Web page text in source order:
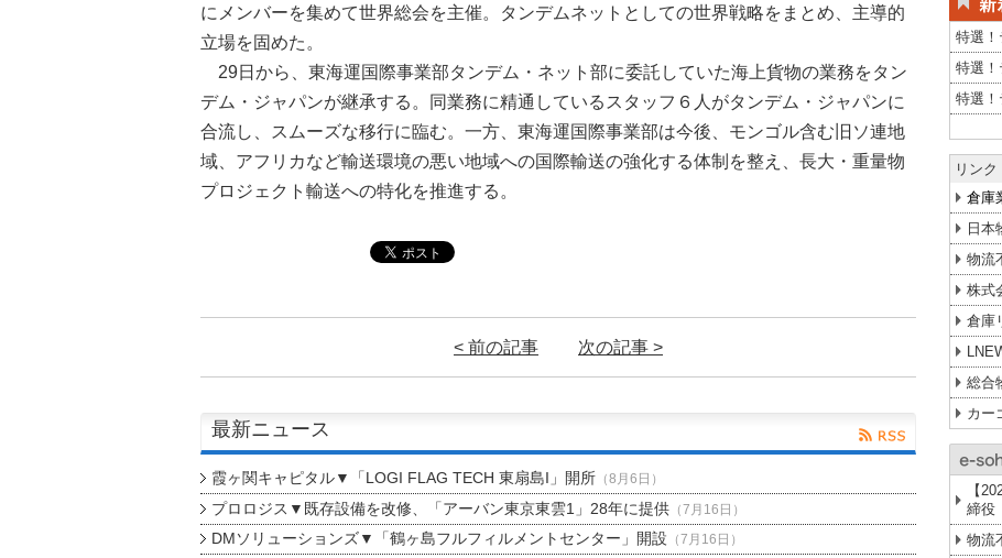
にメンバーを集めて世界総会を主催。タンデムネットとしての世界戦略をまとめ、主導的
立場を固めた。
29日から、東海運国際事業部タンデム・ネット部に委託していた海上貨物の業務をタン
デム・ジャパンが継承する。同業務に精通しているスタッフ６人がタンデム・ジャパンに
合流し、スムーズな移行に臨む。一方、東海運国際事業部は今後、モンゴル含む旧ソ連地
域、アフリカなど輸送環境の悪い地域への国際輸送の強化する体制を整え、長大・重量物
プロジェクト輸送への特化を推進する。
< 前の記事 次の記事 >
最新ニュース
霞ヶ関キャピタル▼「LOGI FLAG TECH 東扇島I」開所（8月6日）
プロロジス▼既存設備を改修、「アーバン東京東雲1」28年に提供（7月16日）
DMソリューションズ▼「鶴ヶ島フルフィルメントセンター」開設 （7月16日）
特選！
特選！
特選！
リンク
倉庫
日本
物流
株式
倉庫
総合
カー
【
締役
物流